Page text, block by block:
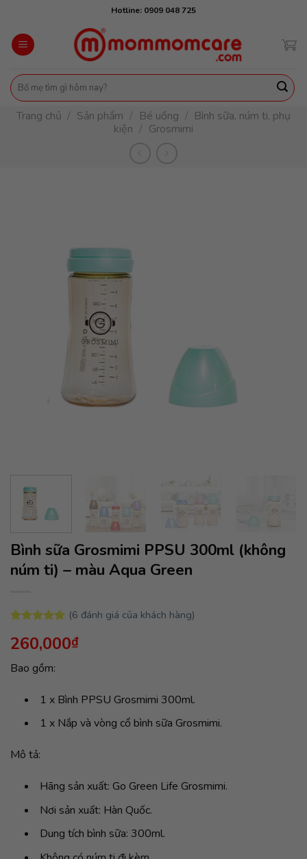
content
Hotline: 0909 048 725
Tìm
kiếm:
Trang chủ / Sản phẩm / Bé uống / Bình sữa, núm ti, phụ
kiện / Grosmimi
Bình sữa Grosmimi PPSU 300ml (không
núm ti) – màu Aqua Green
dựa trên
đánh giá
(6 đánh giá của khách hàng)
260,000₫
Bao gồm:
1 x Bình PPSU Grosmimi 300ml.
1 x Nắp và vòng cổ bình sữa Grosmimi.
Mô tả:
Hãng sản xuất: Go Green Life Grosmimi.
Nơi sản xuất: Hàn Quốc.
Dung tích bình sữa: 300ml.